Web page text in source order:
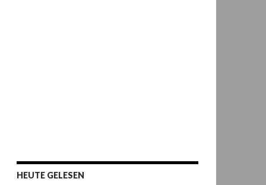
HEUTE GELESEN